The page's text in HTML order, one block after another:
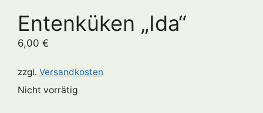
Entenküken „Ida“
6,00 €
zzgl. Versandkosten
Nicht vorrätig